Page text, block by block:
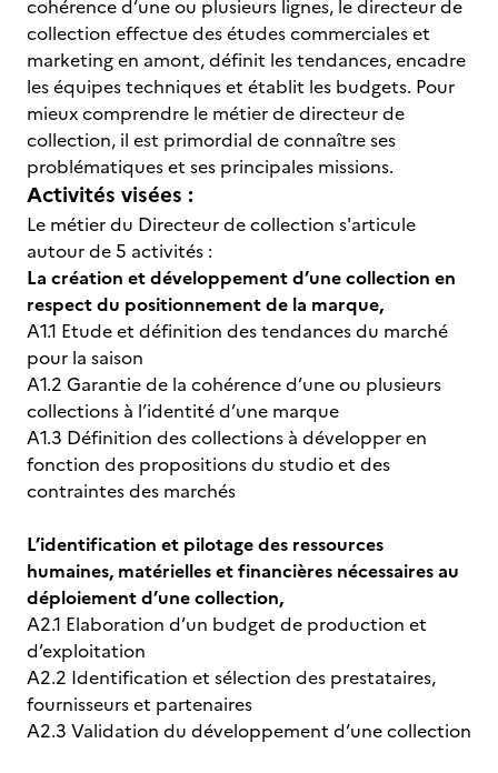
cohérence d’une ou plusieurs lignes, le directeur de
collection effectue des études commerciales et
marketing en amont, définit les tendances, encadre
les équipes techniques et établit les budgets. Pour
mieux comprendre le métier de directeur de
collection, il est primordial de connaître ses
problématiques et ses principales missions.
Activités visées :
Le métier du Directeur de collection s'articule
autour de 5 activités :
La création et développement d’une collection en
respect du positionnement de la marque,
A1.1 Etude et définition des tendances du marché
pour la saison
A1.2 Garantie de la cohérence d’une ou plusieurs
collections à l’identité d’une marque
A1.3 Définition des collections à développer en
fonction des propositions du studio et des
contraintes des marchés
L’identification et pilotage des ressources
humaines, matérielles et financières nécessaires au
déploiement d’une collection,
A2.1 Elaboration d’un budget de production et
d’exploitation
A2.2 Identification et sélection des prestataires,
fournisseurs et partenaires
A2.3 Validation du développement d’une collection